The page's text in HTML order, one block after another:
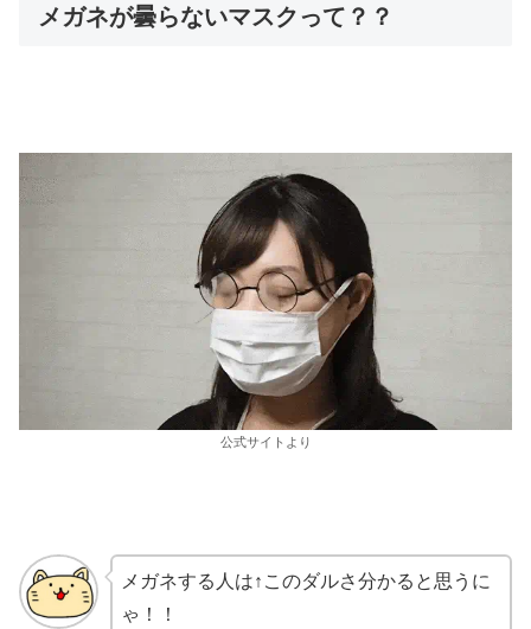
メガネが曇らないマスクって？？
公式サイトより
メガネする人は↑このダルさ分かると思うに
ゃ！！